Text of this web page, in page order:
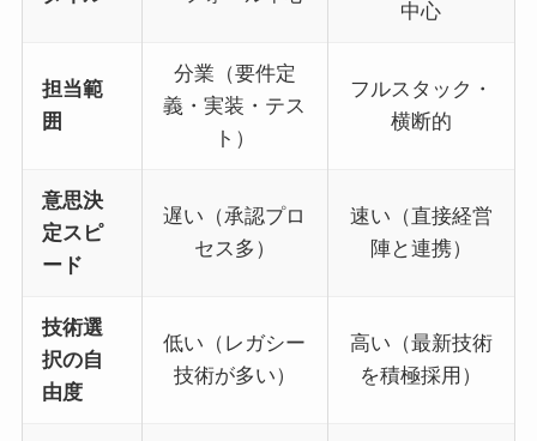
中心
担当範
囲
分業（要件定
義・実装・テス
ト）
フルスタック・
横断的
意思決
定スピ
ード
遅い（承認プロ
セス多）
速い（直接経営
陣と連携）
技術選
択の自
由度
低い（レガシー
技術が多い）
高い（最新技術
を積極採用）